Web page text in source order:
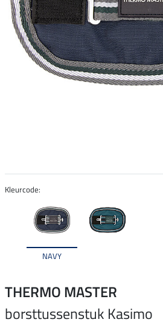
Kleurcode:
NAVY
THERMO MASTER
borsttussenstuk Kasimo